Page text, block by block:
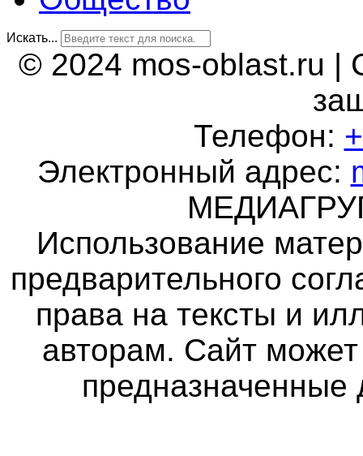
Искать...
© 2024 mos-oblast.ru |
Телефон:
Электронный адрес:
Использование
предварительного
права на тексты и
авторам. Сайт